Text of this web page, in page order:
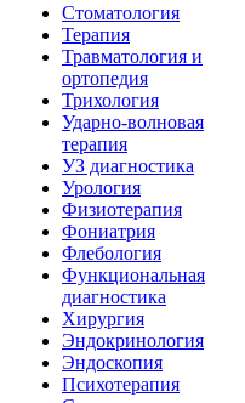
Стоматология
Терапия
Травматология и
ортопедия
Трихология
Ударно-волновая
терапия
УЗ диагностика
Урология
Физиотерапия
Фониатрия
Флебология
Функциональная
диагностика
Хирургия
Эндокринология
Эндоскопия
Психотерапия